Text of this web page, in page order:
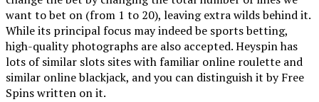
want to bet on (from 1 to 20), leaving extra wilds behind it.
While its principal focus may indeed be sports betting,
high-quality photographs are also accepted. Heyspin has
lots of similar slots sites with familiar online roulette and
similar online blackjack, and you can distinguish it by Free
Spins written on it.